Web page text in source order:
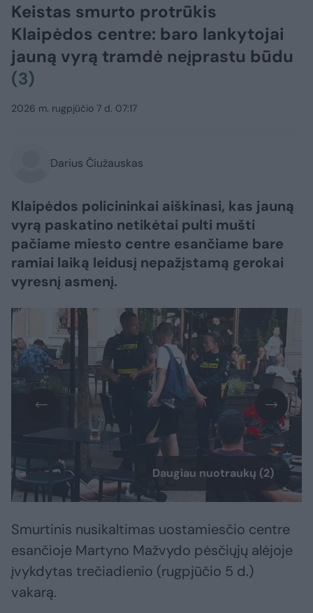
Keistas smurto protrūkis
Klaipėdos centre: baro lankytojai
jauną vyrą tramdė neįprastu būdu
(3)
2026 m. rugpjūčio 7 d. 07:17
Darius Čiužauskas
Klaipėdos policininkai aiškinasi, kas jauną
vyrą paskatino netikėtai pulti mušti
pačiame miesto centre esančiame bare
ramiai laiką leidusį nepažįstamą gerokai
vyresnį asmenį.
Daugiau nuotraukų (2)
Smurtinis nusikaltimas uostamiesčio centre
esančioje Martyno Mažvydo pėsčiųjų alėjoje
įvykdytas trečiadienio (rugpjūčio 5 d.)
vakarą.